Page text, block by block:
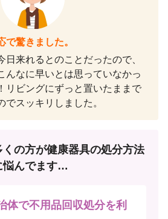
で驚きました。
日来れるとのことだったので、
んなに早いとは思っていなかっ
リビングにずっと置いたままで
でスッキリしました。
くの方が健康器具の処分方法
悩んでます…
体で不用品回収処分を利